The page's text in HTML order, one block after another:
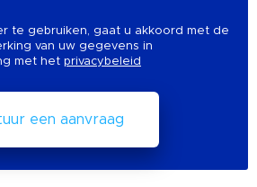
te gebruiken, gaat u akkoord met de
van uw gegevens in
met het privacybeleid